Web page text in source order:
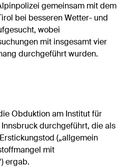
gemeinsam mit dem
bei besseren Wetter- und
wobei
mit insgesamt vier
durchgeführt wurden.
Obduktion am Institut für
durchgeführt, die als
(„allgemein
mit
ergab.